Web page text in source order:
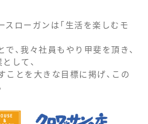
ローガンは「生活を楽しむモ
、我々社員もやり甲斐を頂き、
して、
ことを大きな目標に掲げ、この